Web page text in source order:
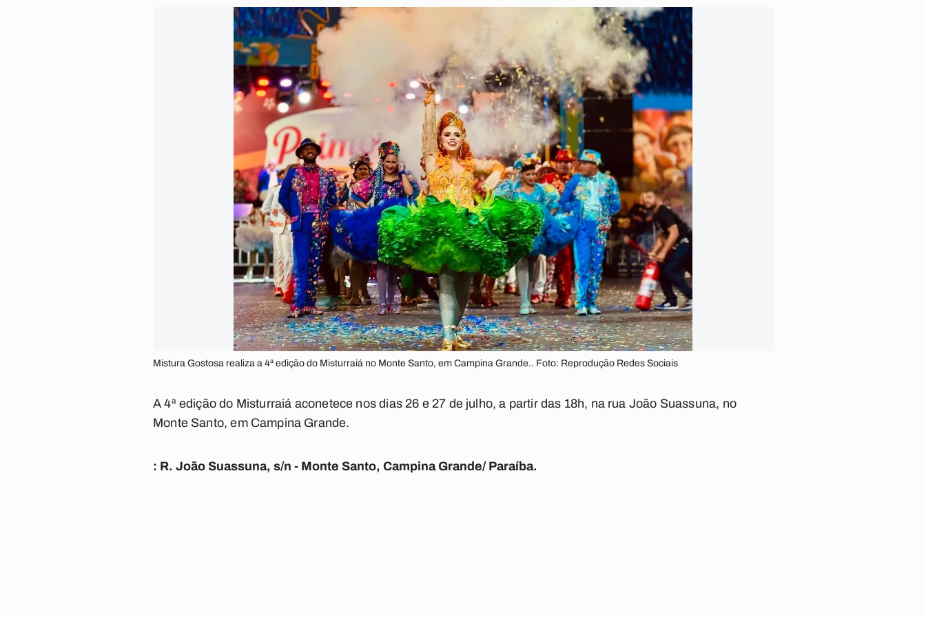
Mistura Gostosa realiza a 4ª edição do Misturraiá no Monte Santo, em Campina Grande.. Foto: Reprodução Redes Sociais
A 4ª edição do Misturraiá aconetece nos dias 26 e 27 de julho, a partir das 18h, na rua João Suassuna, no
Monte Santo, em Campina Grande.
: R. João Suassuna, s/n - Monte Santo, Campina Grande/ Paraíba.